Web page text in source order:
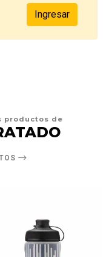
Ingresar
productos de